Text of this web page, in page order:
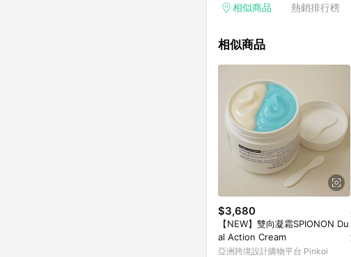
「草莓網」全館商品。 4. 如取
面顯示為準。 7. LINE購物設有
品資料更新會有時間差，如顯
準。 9. 若有贈點爭議，請務必
贈點回饋。 10. 部分點數紅包
紅包頁面規則為準。
相似商品 熱銷排行榜
相似商品
$3,680
【NEW】雙向凝霜SPIONON Du
al Action Cream
亞洲跨境設計購物平台 Pinkoi